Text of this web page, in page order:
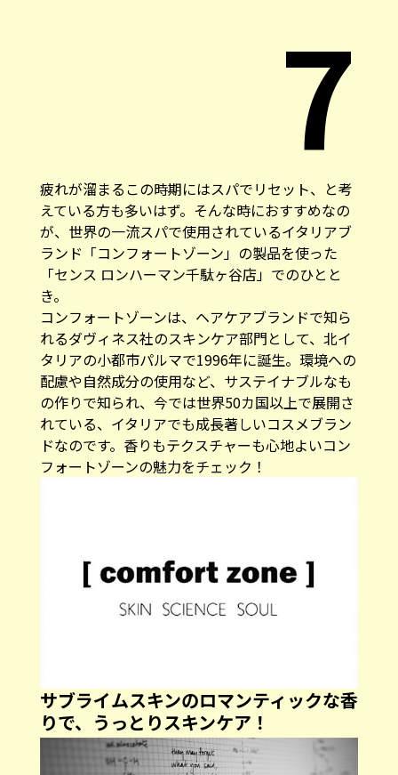
7
疲れが溜まるこの時期にはスパでリセット、と考
えている方も多いはず。そんな時におすすめなの
が、世界の一流スパで使用されているイタリアブ
ランド「コンフォートゾーン」の製品を使った
「センス ロンハーマン千駄ヶ谷店」でのひとと
き。
コンフォートゾーンは、ヘアケアブランドで知ら
れるダヴィネス社のスキンケア部門として、北イ
タリアの小都市パルマで1996年に誕生。環境への
配慮や自然成分の使用など、サステイナブルなも
の作りで知られ、今では世界50カ国以上で展開さ
れている、イタリアでも成長著しいコスメブラン
ドなのです。香りもテクスチャーも心地よいコン
フォートゾーンの魅力をチェック！
サブライムスキンのロマンティックな香
りで、うっとりスキンケア！